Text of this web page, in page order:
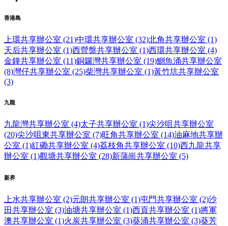
香港島
上環共享辦公室 (21)中環共享辦公室 (32)北角共享辦公室 (1)
天后共享辦公室 (1)西營盤共享辦公室 (1)西環共享辦公室 (4)
金鐘共享辦公室 (11)銅鑼灣共享辦公室 (19)鰂魚涌共享辦公室
(8)灣仔共享辦公室 (25)柴灣共享辦公室 (1)黃竹坑共享辦公室
(3)
九龍
九龍灣共享辦公室 (4)太子共享辦公室 (1)尖沙咀共享辦公室
(20)尖沙咀東共享辦公室 (7)旺角共享辦公室 (14)油麻地共享辦
公室 (1)紅磡共享辦公室 (4)荔枝角共享辦公室 (10)西九龍共享
辦公室 (1)觀塘共享辦公室 (28)新蒲崗共享辦公室 (5)
新界
上水共享辦公室 (2)元朗共享辦公室 (1)屯門共享辦公室 (2)沙
田共享辦公室 (3)油塘共享辦公室 (1)西貢共享辦公室 (1)將軍
澳共享辦公室 (1)火炭共享辦公室 (3)葵涌共享辦公室 (3)葵芳